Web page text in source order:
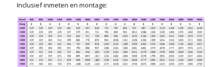
Inclusief inmeten en montage: